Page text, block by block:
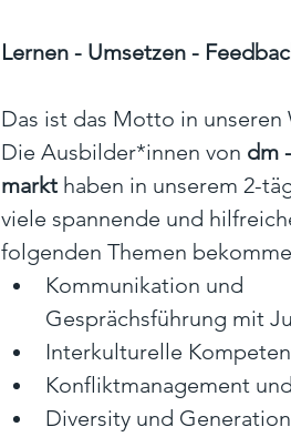
Lernen - Umsetzen -
Das ist das Motto in unseren
Die Ausbilder*innen von dm
markt haben in unserem 2-
viele spannende und
folgenden Themen
Kommunikation und
Gesprächsführung mit
Interkulturelle
Konfliktmanagement
Diversity und